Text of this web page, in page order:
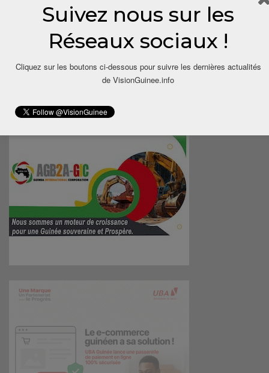
Suivez nous sur les
Réseaux sociaux !
Cliquez sur les boutons ci-dessous pour suivre les dernières actualités
de VisionGuinee.info